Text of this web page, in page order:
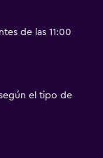
de las 11:00
el tipo de